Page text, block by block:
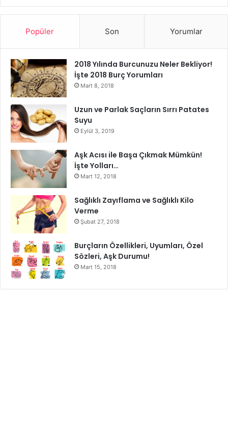
kaslarının zayıflaması ve midenin gerekli salgıları
salgılayamaması olabilir. Reflü, şeker hastalığı veya viral
enfeksiyon nedenler arasında sayılabilir.Karın ağrısı,ağız
kokusu, kusma ve şişkinlik belirtileri arasında sayılabilir.
Uygun diyet programı uygulanır.
mide rahatsızlıkları
Popüler Son Yorumlar
2018 Yılında Burcunuzu Neler Bekliyor!
İşte 2018 Burç Yorumları
Mart 8, 2018
Uzun ve Parlak Saçların Sırrı Patates
Suyu
Eylül 3, 2019
Aşk Acısı ile Başa Çıkmak Mümkün!
İşte Yolları…
Mart 12, 2018
Sağlıklı Zayıflama ve Sağlıklı Kilo
Verme
Şubat 27, 2018
Burçların Özellikleri, Uyumları, Özel
Sözleri, Aşk Durumu!
Mart 15, 2018